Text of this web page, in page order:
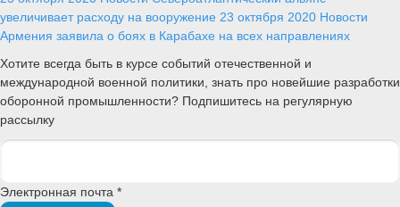
увеличивает расходу на вооружение 23 октября 2020 Новости
Армения заявила о боях в Карабахе на всех направлениях
Хотите всегда быть в курсе событий отечественной и
международной военной политики, знать про новейшие разработки
оборонной промышленности? Подпишитесь на регулярную
рассылку
Электронная почта *